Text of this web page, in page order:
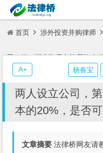
首页 涉外投资并购律师
司，第一期出资只占注册资本
两人设立公司，
本的20%，是否可
文章摘要 法律桥网友请
杨春宝
A+